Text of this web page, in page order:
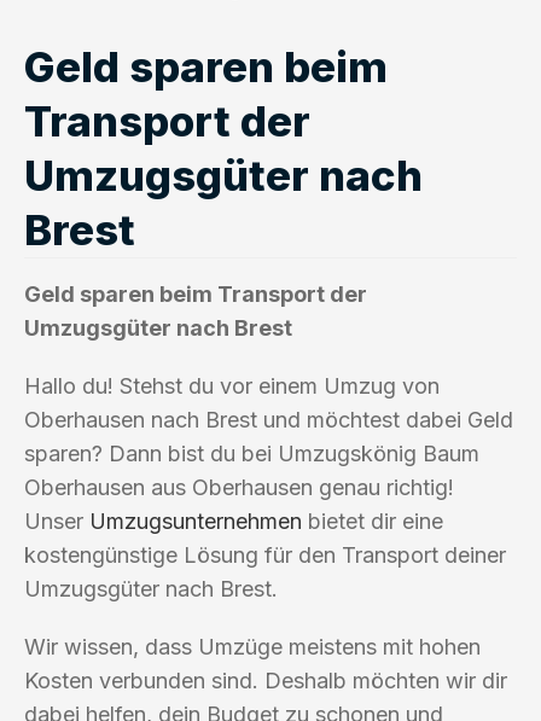
Geld sparen beim
Transport der
Umzugsgüter nach
Brest
Geld sparen beim Transport der
Umzugsgüter nach Brest
Hallo du! Stehst du vor einem Umzug von
Oberhausen nach Brest und möchtest dabei Geld
sparen? Dann bist du bei Umzugskönig Baum
Oberhausen aus Oberhausen genau richtig!
Unser Umzugsunternehmen bietet dir eine
kostengünstige Lösung für den Transport deiner
Umzugsgüter nach Brest.
Wir wissen, dass Umzüge meistens mit hohen
Kosten verbunden sind. Deshalb möchten wir dir
dabei helfen, dein Budget zu schonen und